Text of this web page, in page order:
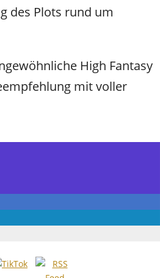
des Plots rund um
High Fantasy
mit voller